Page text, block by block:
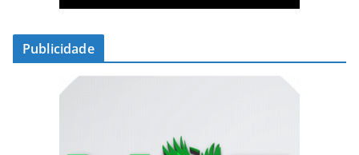
Publicidade